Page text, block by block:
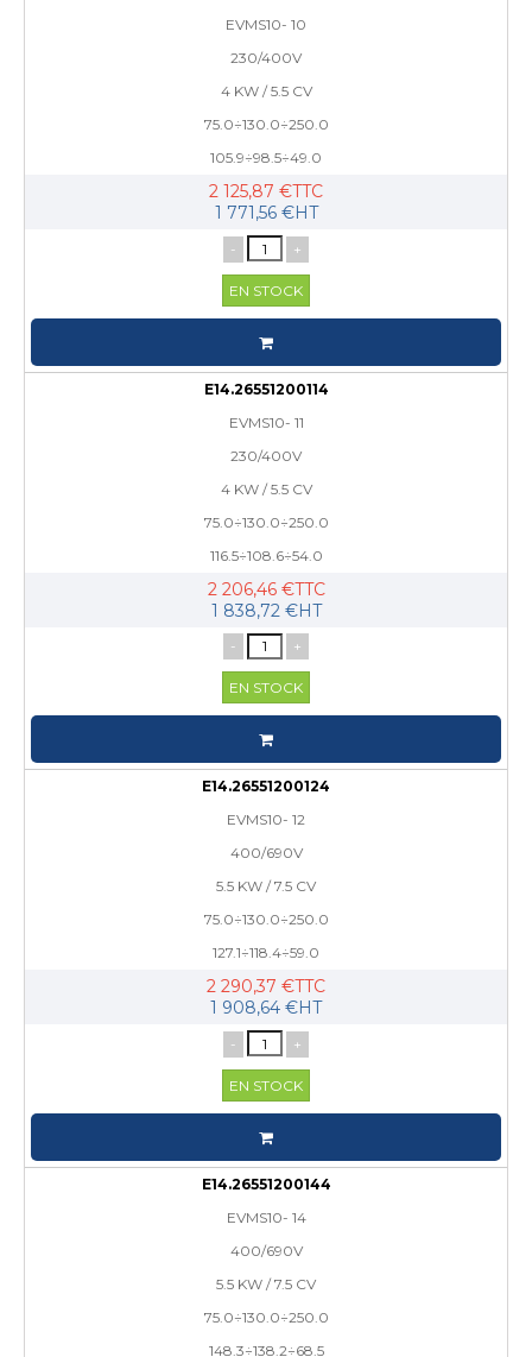
EVMS10- 10
230/400V
4 KW / 5.5 CV
75.0÷130.0÷250.0
105.9÷98.5÷49.0
2 125,87 €TTC
1 771,56 €HT
- +
EN STOCK
E14.26551200114
EVMS10- 11
230/400V
4 KW / 5.5 CV
75.0÷130.0÷250.0
116.5÷108.6÷54.0
2 206,46 €TTC
1 838,72 €HT
- +
EN STOCK
E14.26551200124
EVMS10- 12
400/690V
5.5 KW / 7.5 CV
75.0÷130.0÷250.0
127.1÷118.4÷59.0
2 290,37 €TTC
1 908,64 €HT
- +
EN STOCK
E14.26551200144
EVMS10- 14
400/690V
5.5 KW / 7.5 CV
75.0÷130.0÷250.0
148.3÷138.2÷68.5